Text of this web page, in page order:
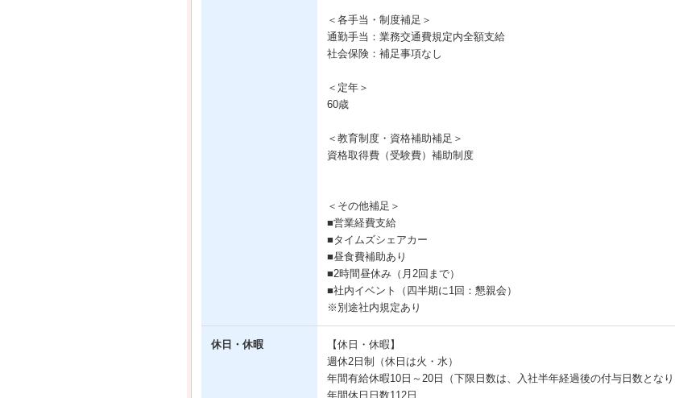
＜各手当・制度補足＞
通勤手当：業務交通費規定内全額支給
社会保険：補足事項なし
＜定年＞
60歳
＜教育制度・資格補助補足＞
資格取得費（受験費）補助制度
＜その他補足＞
■営業経費支給
■タイムズシェアカー
■昼食費補助あり
■2時間昼休み（月2回まで）
■社内イベント（四半期に1回：懇親会）
※別途社内規定あり
休日・休暇
【休日・休暇】
週休2日制（休日は火・水）
年間有給休暇10日～20日（下限日数は、入社半年経過後の付与日数となり
年間休日日数112日